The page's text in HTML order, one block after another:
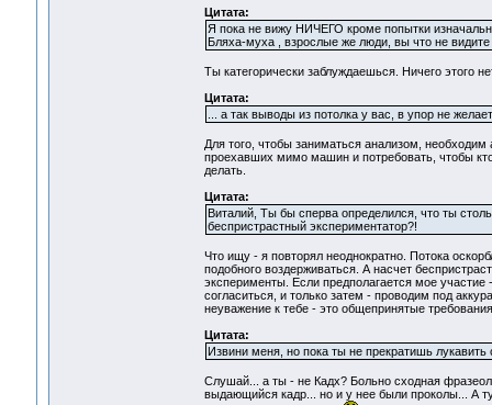
Цитата:
Я пока не вижу НИЧЕГО кроме попытки
Бляха-муха , взрослые же люди, вы что не видите
Ты категорически заблуждаешься. Ничего этого
Цитата:
... а так выводы из потолка у вас, в упор не
Для того, чтобы заниматься анализом,
проехавших мимо машин и потребовать, чтобы
делать.
Цитата:
Виталий, Ты бы сперва определился, что ты
беспристрастный экспериментатор?!
Что ищу - я повторял неоднократно. Потока
подобного воздерживаться. А насчет
эксперименты. Если предполагается мое
согласиться, и только затем - проводим под
неуважение к тебе - это общепринятые
Цитата:
Извини меня, но пока ты не прекратишь
Слушай... а ты - не Кадх? Больно сходная
выдающийся кадр... но и у нее были проколы... А